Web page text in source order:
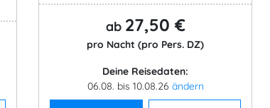
ab 27,50 €
pro Nacht (pro Pers. DZ)
Deine Reisedaten:
06.08. bis 10.08.26 ändern